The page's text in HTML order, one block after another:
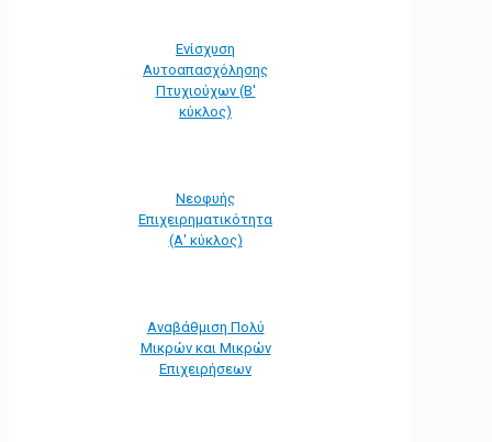
Ενίσχυση
Αυτοαπασχόλησης
Πτυχιούχων (Β'
κύκλος)
Νεοφυής
Επιχειρηματικότητα
(Α' κύκλος)
Αναβάθμιση Πολύ
Μικρών και Μικρών
Επιχειρήσεων